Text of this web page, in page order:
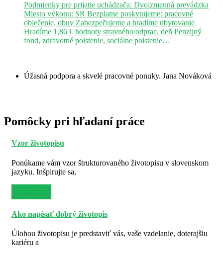
Podmienky pre prijatie uchádzača: Dvojzmenná prevádzka
Miesto výkonu: SR Bezplatne poskytujeme: pracovné
oblečenie, obuv Zabezpečujeme a hradíme ubytovanie
Hradíme 1,86 € hodnoty stravného/odprac. deň Penzijný
fond, zdravotné poistenie, sociálne poistenie…
Úžasná podpora a skvelé pracovné ponuky. Jana Nováková
Pomôcky pri hľadaní práce
Vzor životopisu
Ponúkame vám vzor štrukturovaného životopisu v slovenskom
jazyku. Inšpirujte sa,
Ako napísať dobrý životopis
Úlohou životopisu je predstaviť vás, vaše vzdelanie, doterajšiu
kariéru a